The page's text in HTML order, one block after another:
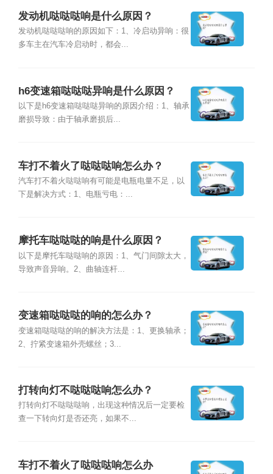
发动机哒哒哒响是什么原因？
发动机哒哒哒响的原因如下：1、冷启动异响：很
多车主在汽车冷启动时，都会...
h6变速箱哒哒哒异响是什么原因？
以下是h6变速箱哒哒哒异响的原因介绍：1、轴承
磨损导致：由于轴承磨损后...
车打不着火了哒哒哒响怎么办？
汽车打不着火哒哒响有可能是电瓶电量不足，以
下是解决方式：1、电瓶亏电：...
摩托车哒哒哒的响是什么原因？
以下是摩托车哒哒响的原因：1、气门间隙太大，
导致声音异响。2、曲轴连杆...
变速箱哒哒哒的响的怎么办？
变速箱哒哒哒的响的解决方法是：1、更换轴承；
2、拧紧变速箱外壳螺丝；3...
打转向灯不哒哒哒响怎么办？
打转向灯不哒哒哒响，出现这种情况后一定要检
查一下转向灯是否还亮，如果不...
车打不着火了哒哒哒响怎么办